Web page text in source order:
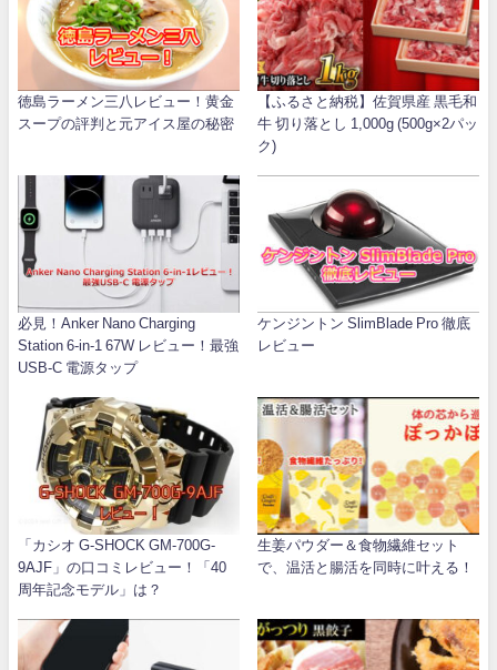
徳島ラーメン三八レビュー！黄金
スープの評判と元アイス屋の秘密
【ふるさと納税】佐賀県産 黒毛和
牛 切り落とし 1,000g (500g×2パッ
ク)
必見！Anker Nano Charging
Station 6-in-1 67W レビュー！最強
USB-C 電源タップ
ケンジントン SlimBlade Pro 徹底
レビュー
「カシオ G-SHOCK GM-700G-
9AJF」の口コミレビュー！「40
周年記念モデル」は？
生姜パウダー＆食物繊維セット
で、温活と腸活を同時に叶える！